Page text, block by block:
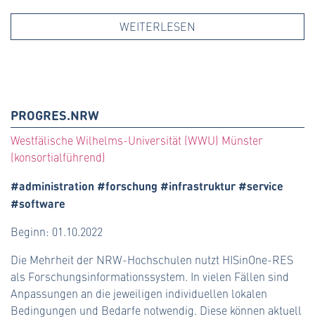
WEITERLESEN
PROGRES.NRW
Westfälische Wilhelms-Universität (WWU) Münster
(konsortialführend)
#administration #forschung #infrastruktur #service
#software
Beginn: 01.10.2022
Die Mehrheit der NRW-Hochschulen nutzt HISinOne-RES
als Forschungsinformationssystem. In vielen Fällen sind
Anpassungen an die jeweiligen individuellen lokalen
Bedingungen und Bedarfe notwendig. Diese können aktuell